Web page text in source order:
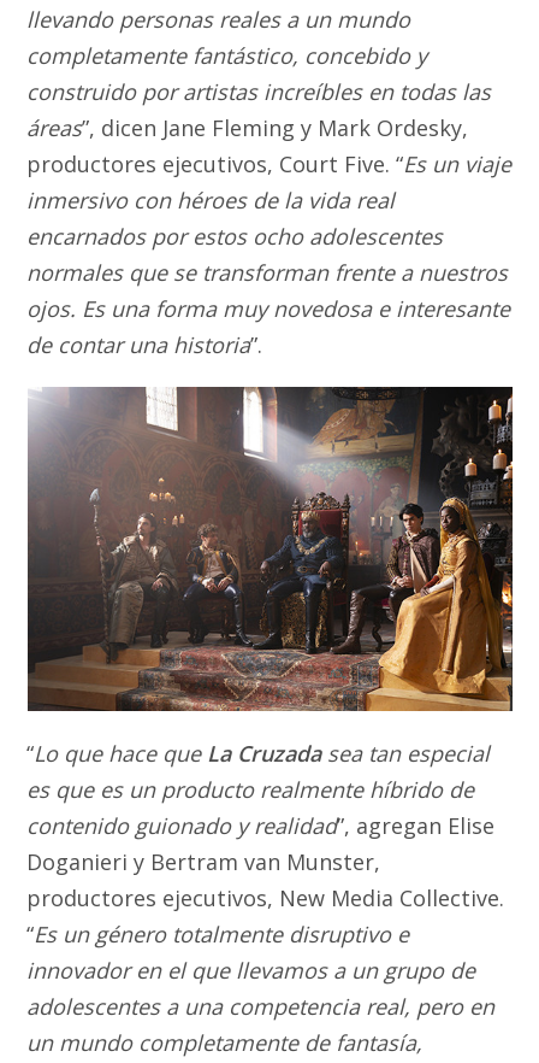
llevando personas reales a un mundo
completamente fantástico, concebido y
construido por artistas increíbles en todas las
áreas”, dicen Jane Fleming y Mark Ordesky,
productores ejecutivos, Court Five. “Es un viaje
inmersivo con héroes de la vida real
encarnados por estos ocho adolescentes
normales que se transforman frente a nuestros
ojos. Es una forma muy novedosa e interesante
de contar una historia”.
“Lo que hace que La Cruzada sea tan especial
es que es un producto realmente híbrido de
contenido guionado y realidad”, agregan Elise
Doganieri y Bertram van Munster,
productores ejecutivos, New Media Collective.
“Es un género totalmente disruptivo e
innovador en el que llevamos a un grupo de
adolescentes a una competencia real, pero en
un mundo completamente de fantasía,